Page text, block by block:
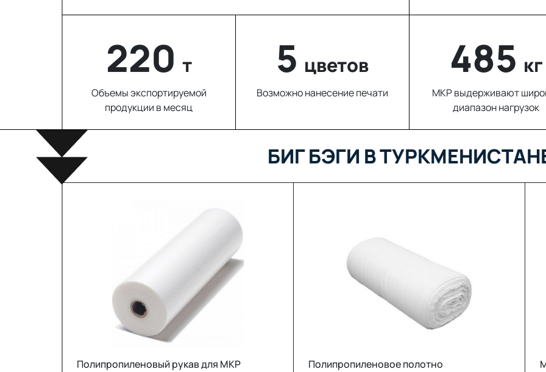
220 т
Объемы экспортируемой
продукции в месяц
5 цветов
Возможно нанесение печати
827 кг
МКР выдерживают
диапазон нагрузок
БИГ БЭГИ В
МКР (Биг Бэг)
МКР (Биг Бэг)